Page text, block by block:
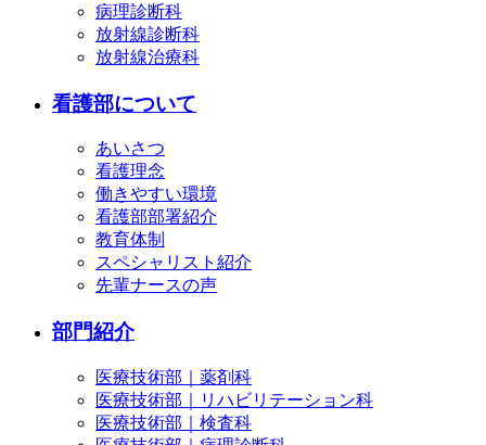
病理診断科
放射線診断科
放射線治療科
看護部について
あいさつ
看護理念
働きやすい環境
看護部部署紹介
教育体制
スペシャリスト紹介
先輩ナースの声
部門紹介
医療技術部｜薬剤科
医療技術部｜リハビリテーション科
医療技術部｜検査科